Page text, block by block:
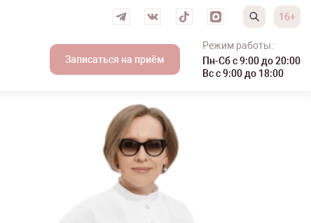
16+
Записаться на приём
Режим работы:
Пн-Сб с 9:00 до 20:00
Вс с 9:00 до 18:00